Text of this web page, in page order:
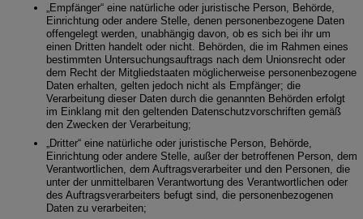
„Empfänger“ eine natürliche oder juristische Person, Behörde,
Einrichtung oder andere Stelle, denen personenbezogene Daten
offengelegt werden, unabhängig davon, ob es sich bei ihr um
einen Dritten handelt oder nicht. Behörden, die im Rahmen eines
bestimmten Untersuchungsauftrags nach dem Unionsrecht oder
dem Recht der Mitgliedstaaten möglicherweise personenbezogene
Daten erhalten, gelten jedoch nicht als Empfänger; die
Verarbeitung dieser Daten durch die genannten Behörden erfolgt
im Einklang mit den geltenden Datenschutzvorschriften gemäß
den Zwecken der Verarbeitung;
„Dritter“ eine natürliche oder juristische Person, Behörde,
Einrichtung oder andere Stelle, außer der betroffenen Person, dem
Verantwortlichen, dem Auftragsverarbeiter und den Personen, die
unter der unmittelbaren Verantwortung des Verantwortlichen oder
des Auftragsverarbeiters befugt sind, die personenbezogenen
Daten zu verarbeiten;